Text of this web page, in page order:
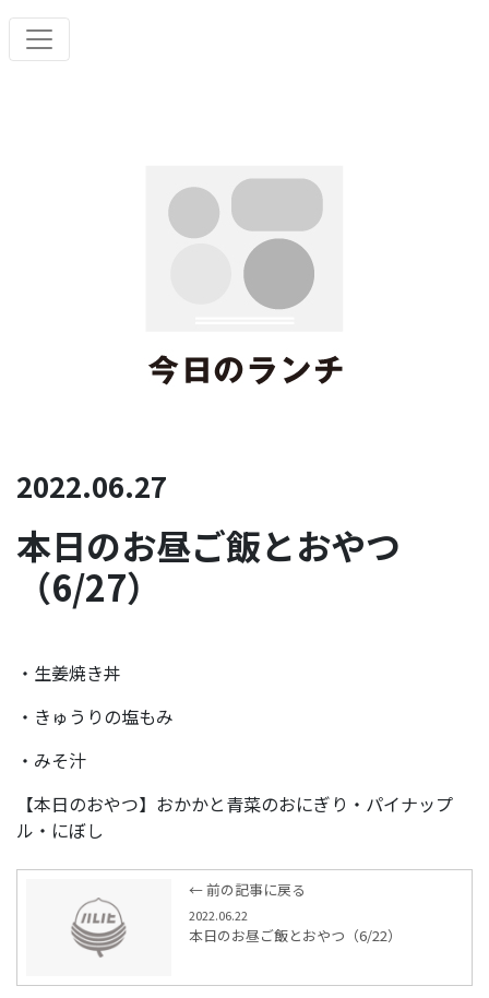
2022.06.27
本日のお昼ご飯とおやつ
（6/27）
・生姜焼き丼
・きゅうりの塩もみ
・みそ汁
【本日のおやつ】おかかと青菜のおにぎり・パイナップ
ル・にぼし
← 前の記事に戻る
2022.06.22
本日のお昼ご飯とおやつ（6/22）